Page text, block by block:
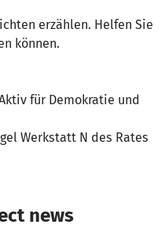
erzählen. Helfen Sie
können.
für Demokratie und
Werkstatt N des Rates
news